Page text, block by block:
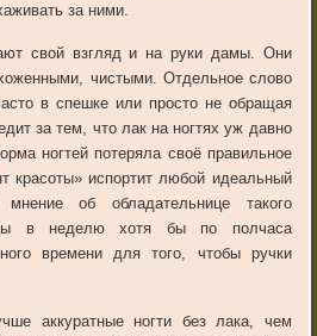
за ними.
свой взгляд и на руки дамы. Они
чистыми. Отдельное слово
в спешке или просто не обращая
за тем, что лак на ногтях уж давно
ногтей потеряла своё правильное
красоты» испортит любой идеальный
об обладательнице такого
в неделю хотя бы по полчаса
времени для того, чтобы ручки
аккуратные ногти без лака, чем